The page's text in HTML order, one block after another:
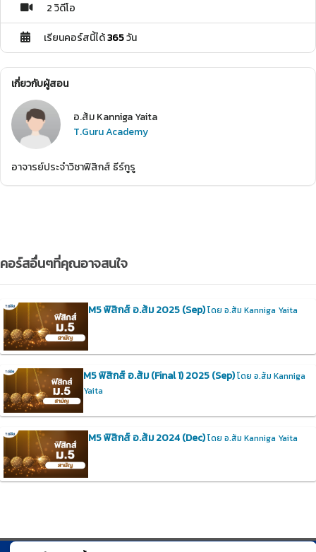
2 วิดีโอ
เรียนคอร์สนี้ได้365วัน
เกี่ยวกับผู้สอน
อ.ส้ม Kanniga Yaita
T.Guru Academy
อาจารย์ประจำวิชาฟิสิกส์ ธีร์กูรู
คอร์สอื่นๆที่คุณอาจสนใจ
M5 ฟิสิกส์ อ.ส้ม 2025 (Sep)โดย อ.ส้ม Kanniga Yaita
M5 ฟิสิกส์ อ.ส้ม (Final 1) 2025 (Sep)โดย อ.ส้ม Kanniga
Yaita
M5 ฟิสิกส์ อ.ส้ม 2024 (Dec)โดย อ.ส้ม Kanniga Yaita